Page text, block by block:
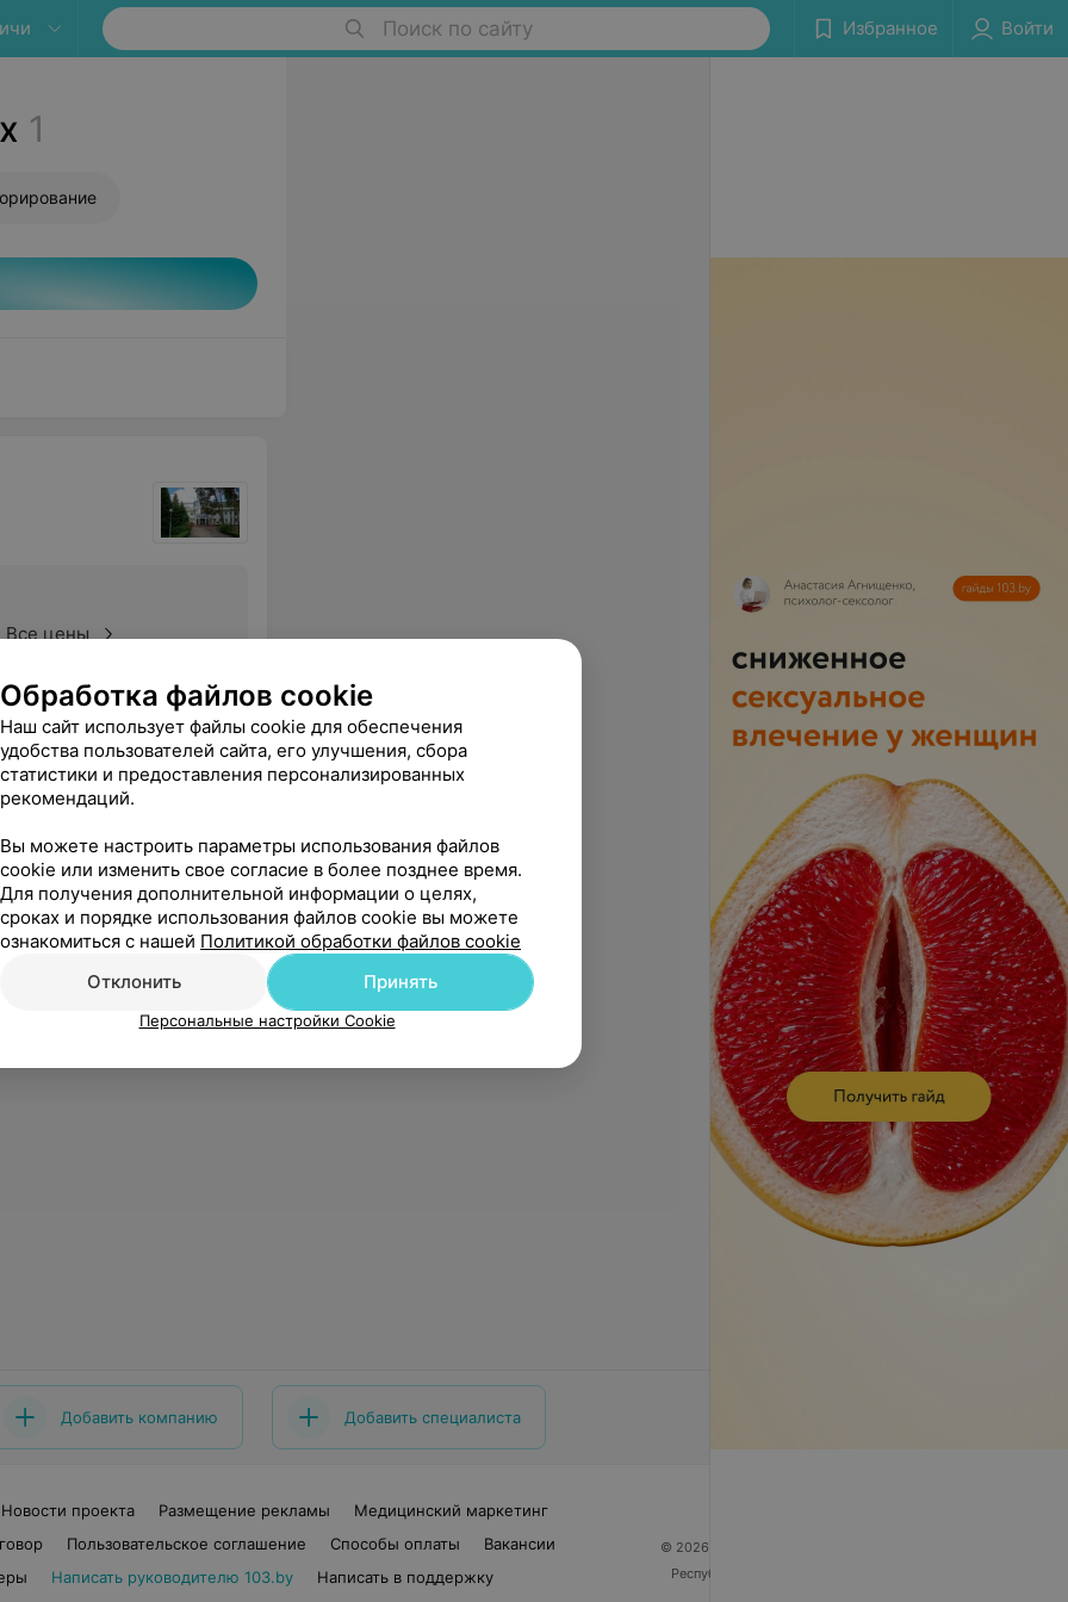
Поиск по сайту Избранное Войти
1
Все цены
Добавить компанию Добавить специалиста
Новости проекта Размещение рекламы
Медицинский маркетинг
Пользовательское соглашение Способы оплаты
Вакансии
Написать руководителю 103.by
Написать в поддержку
© 2026 ООО «Артокс Лаб», УНП 191700409
Республика Беларусь, г. Минск, улица Толбухина, 2,
Обработка файлов cookie
Наш сайт использует файлы cookie для обеспечения
удобства пользователей сайта, его улучшения, сбора
статистики и предоставления персонализированных
рекомендаций.
Вы можете настроить параметры использования файлов
cookie или изменить свое согласие в более позднее время.
Для получения дополнительной информации о целях,
сроках и порядке использования файлов cookie вы можете
ознакомиться с нашей Политикой обработки файлов cookie
Отклонить
Принять
Персональные настройки Cookie